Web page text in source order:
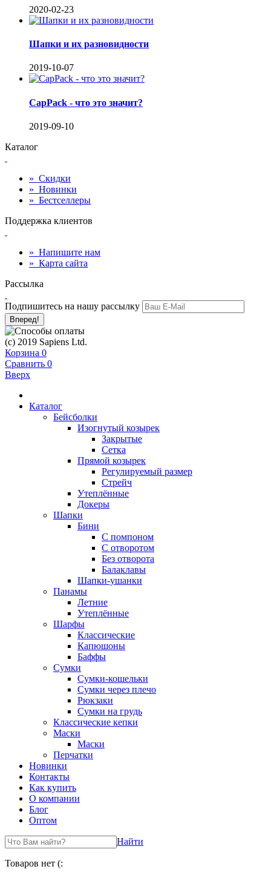
2020-02-23
Шапки и их разновидности
2019-10-07
CapPack - что это значит?
2019-09-10
Каталог
» Скидки
» Новинки
» Бестселлеры
Поддержка клиентов
» Напишите нам
» Карта сайта
Рассылка
Подпишитесь на нашу рассылку
Вперед!
(c) 2019 Sapiens Ltd.
Корзина 0
Сравнить 0
Вверх
Каталог
Бейсболки
Изогнутый козырек
Закрытые
Сетка
Прямой козырек
Регулируемый размер
Стрейч
Утеплённые
Докеры
Шапки
Бини
С помпоном
С отворотом
Без отворота
Балаклавы
Шапки-ушанки
Панамы
Летние
Утеплённые
Шарфы
Классические
Капюшоны
Баффы
Сумки
Сумки-кошельки
Сумки через плечо
Рюкзаки
Сумки на грудь
Классические кепки
Маски
Маски
Перчатки
Новинки
Контакты
Как купить
О компании
Блог
Оптом
Найти
Товаров нет (: